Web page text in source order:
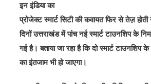
इन इंडिया का
प्रोजेक्ट स्मार्ट सिटी की कवायत फिर से तेज़
दिनों उत्तराखंड में पांच नई स्मार्ट टाउनशिप के
गई है। बताया जा रहा है कि दो स्मार्ट टाउनशिप
का इंतजाम भी हो जाएगा।